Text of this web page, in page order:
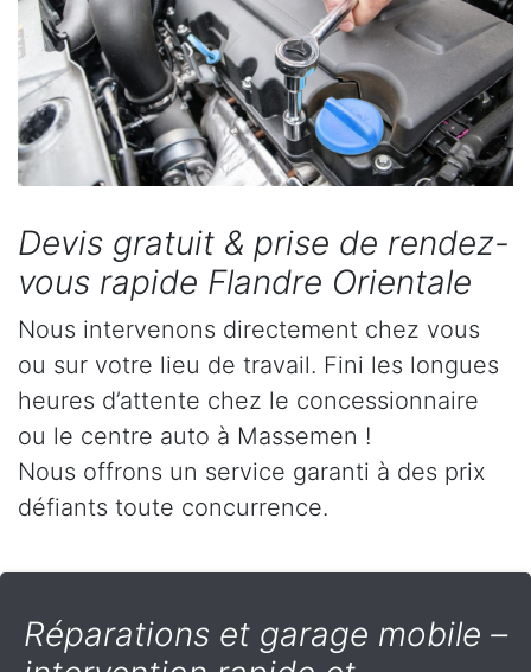
Devis gratuit & prise de rendez-
vous rapide Flandre Orientale
Nous intervenons directement chez vous
ou sur votre lieu de travail. Fini les longues
heures d’attente chez le concessionnaire
ou le centre auto à Massemen !
Nous offrons un service garanti à des prix
défiants toute concurrence.
Réparations et garage mobile –